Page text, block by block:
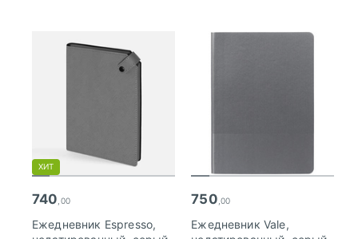
ХИТ
740 ,00
Ежедневник Espresso,
750 ,00
Ежедневник Vale,